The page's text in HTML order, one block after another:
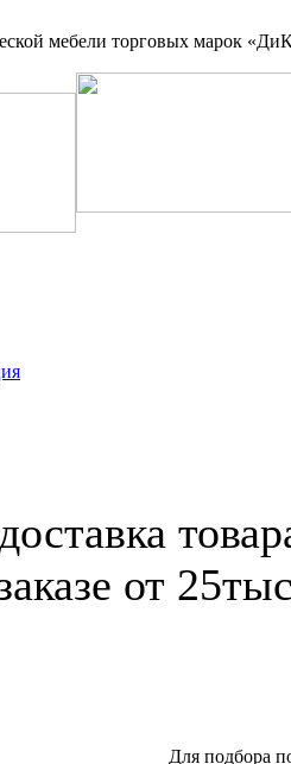
мебели торговых марок
от
Для подбора